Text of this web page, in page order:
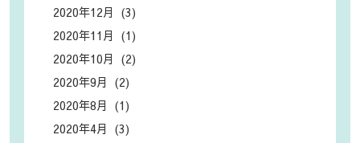
2020年12月 (3)
2020年11月 (1)
2020年10月 (2)
2020年9月 (2)
2020年8月 (1)
2020年4月 (3)